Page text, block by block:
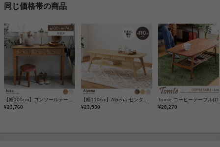
同じ価格帯の商品
¥23,760
¥23,530
¥28,270